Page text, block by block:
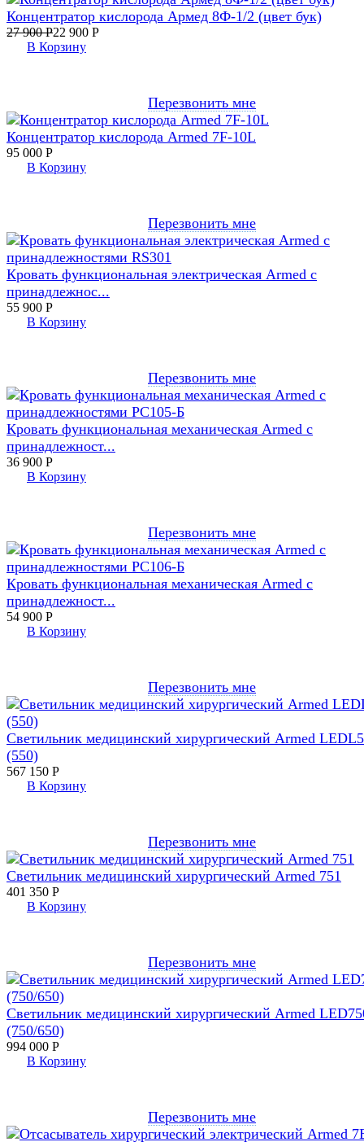
Концентратор кислорода Армед 8Ф-1/2 (цвет бук)
27 900Р22 900 Р
В Корзину
Перезвонить мне
Концентратор кислорода Armed 7F-10L
95 000 Р
В Корзину
Перезвонить мне
Кровать функциональная электрическая Armed с
принадлежнос...
55 900 Р
В Корзину
Перезвонить мне
Кровать функциональная механическая Armed с
принадлежност...
36 900 Р
В Корзину
Перезвонить мне
Кровать функциональная механическая Armed с
принадлежност...
54 900 Р
В Корзину
Перезвонить мне
Светильник медицинский хирургический Armed
(550)
567 150 Р
В Корзину
Перезвонить мне
Светильник медицинский хирургический Armed 751
401 350 Р
В Корзину
Перезвонить мне
Светильник медицинский хирургический Armed
(750/650)
994 000 Р
В Корзину
Перезвонить мне